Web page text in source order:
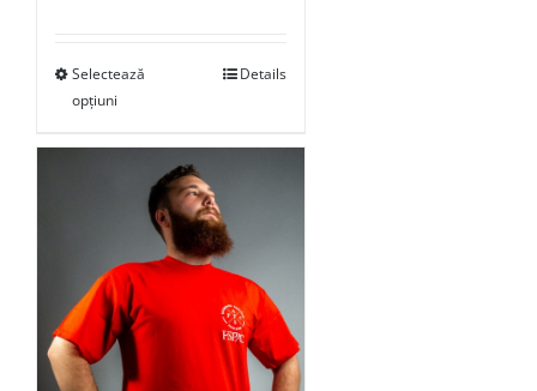
Selectează
opțiuni
Details